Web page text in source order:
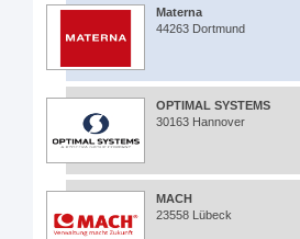
Materna
44263 Dortmund
OPTIMAL SYSTEMS
30163 Hannover
MACH
23558 Lübeck